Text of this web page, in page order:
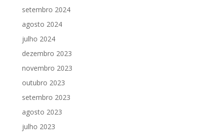
setembro 2024
agosto 2024
julho 2024
dezembro 2023
novembro 2023
outubro 2023
setembro 2023
agosto 2023
julho 2023